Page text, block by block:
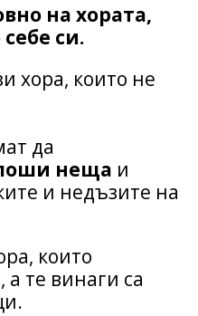
на хората,
си.
хора, които не
да
неща и
и недъзите на
които
те винаги са